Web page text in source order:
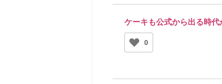
ケーキも公式から出る時
0